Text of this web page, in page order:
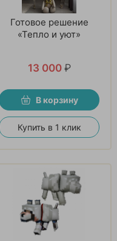
Готовое решение
«Тепло и уют»
13 000 ₽
В корзину
Купить в 1 клик